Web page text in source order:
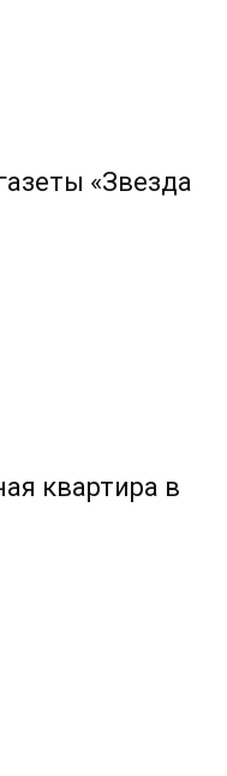
«Звезда
квартира в